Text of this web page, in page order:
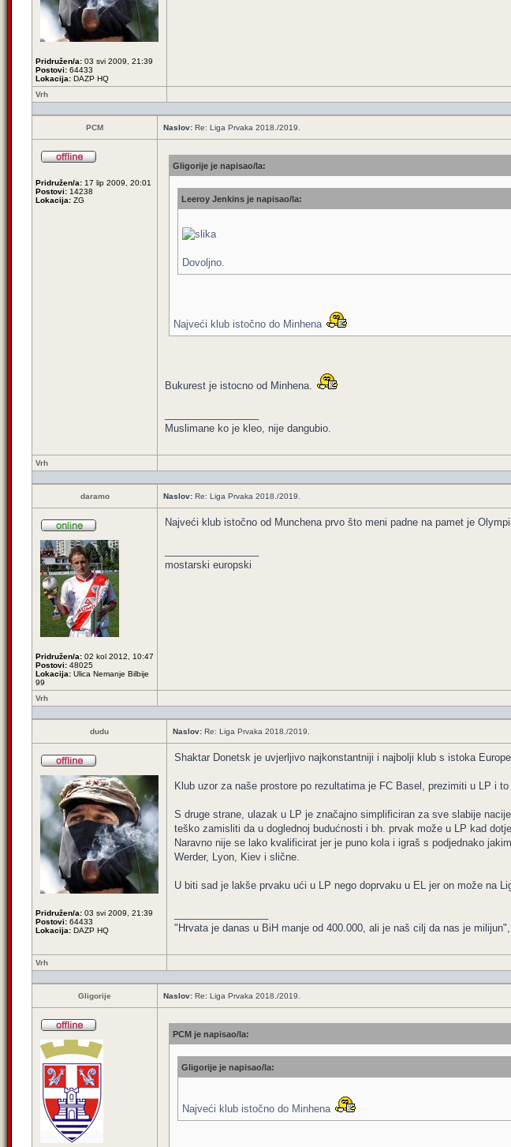
Pridružen/a: 03 svi 2009, 21:39
Postovi: 64433
Lokacija: DAZP HQ
Vrh
PCM Naslov: Re: Liga Prvaka 2018./2019.
Pridružen/a: 17 lip 2009, 20:01
Postovi: 14238
Lokacija: ZG
Gligorije je napisao/la:
Leeroy Jenkins je napisao/la:
Dovoljno.
Najveći klub istočno do Minhena
Bukurest je istocno od Minhena.
Muslimane ko je kleo, nije dangubio.
Vrh
daramo Naslov: Re: Liga Prvaka 2018./2019.
Pridružen/a: 02 kol 2012, 10:47
Postovi: 48025
Lokacija: Ulica Nemanje Bilbije
99
Najveći klub istočno od Munchena prvo što meni padne na pamet je
mostarski europski
Vrh
dudu Naslov: Re: Liga Prvaka 2018./2019.
Pridružen/a: 03 svi 2009, 21:39
Postovi: 64433
Lokacija: DAZP HQ
Shaktar Donetsk je uvjerljivo najkonstantniji i najbolji klub s istoka
Klub uzor za naše prostore po rezultatima je FC Basel, prezimiti u LP i
S druge strane, ulazak u LP je značajno simplificiran za sve slabije
teško zamisliti da u doglednoj budućnosti i bh. prvak može u LP kad
Naravno nije se lako kvalificirat jer je puno kola i igraš s podjednako
Werder, Lyon, Kiev i slične.
U biti sad je lakše prvaku ući u LP nego doprvaku u EL jer on može na
"Hrvata je danas u BiH manje od 400.000, ali je naš cilj da nas je
Vrh
Gligorije Naslov: Re: Liga Prvaka 2018./2019.
PCM je napisao/la:
Gligorije je napisao/la:
Najveći klub istočno do Minhena